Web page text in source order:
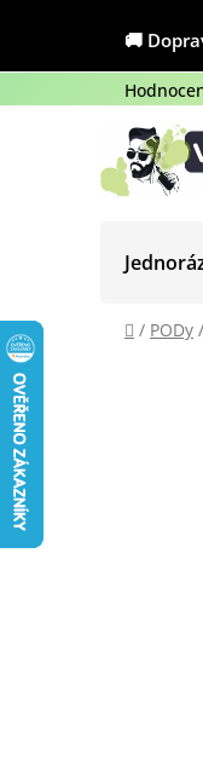
obsah
🚚
Domů
/ PODy /